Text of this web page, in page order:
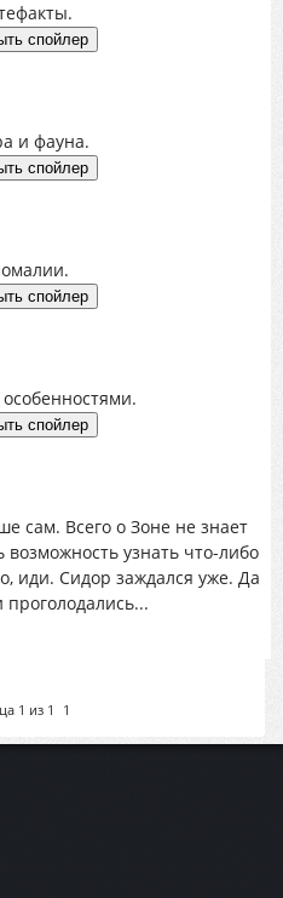
и фауна.
сам. Всего о Зоне не знает
возможность узнать что-либо
иди. Сидор заждался уже. Да
1 из 1 1